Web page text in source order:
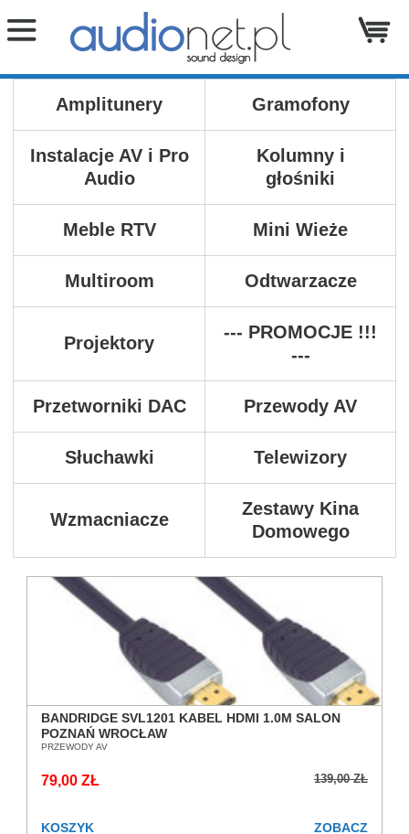
Amplitunery Gramofony
Instalacje AV i Pro
Audio
Kolumny i
głośniki
Meble RTV Mini Wieże
Multiroom Odtwarzacze
Projektory
--- PROMOCJE !!!
---
Przetworniki DAC Przewody AV
Słuchawki Telewizory
Wzmacniacze
Zestawy Kina
Domowego
BANDRIDGE SVL1201 KABEL HDMI 1.0M SALON
POZNAŃ WROCŁAW
PRZEWODY AV
139,00 ZŁ
79,00 ZŁ
KOSZYK ZOBACZ